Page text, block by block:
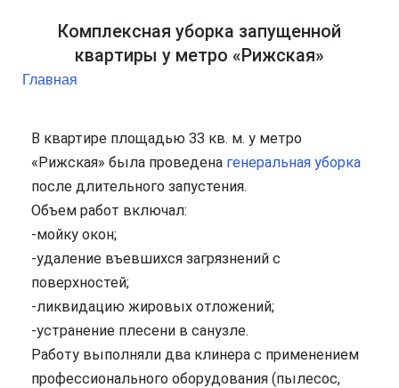
Главная
Комплексная уборка запущенной
квартиры у метро «Рижская»
В квартире площадью 33 кв. м. у метро
«Рижская» была проведена генеральная уборка
после длительного запустения.
Объем работ включал:
-мойку окон;
-удаление въевшихся загрязнений с
поверхностей;
-ликвидацию жировых отложений;
-устранение плесени в санузле.
Работу выполняли два клинера с применением
профессионального оборудования (пылесос,